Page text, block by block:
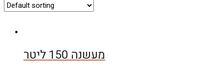
מעשנה 150 ליטר